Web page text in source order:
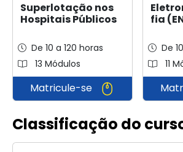
Superlotação nos
Hospitais Públicos
De 10 a 120 horas
13 Módulos
Matricule-se
fia
De
11
Classificação do